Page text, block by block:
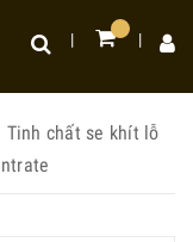
Tinh chất se khít lỗ